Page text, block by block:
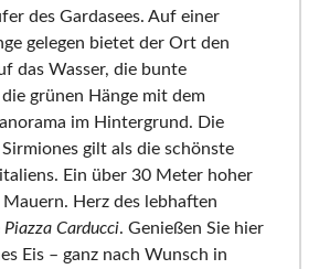
des Gardasees. Auf einer
gelegen bietet der Ort den
das Wasser, die bunte
grünen Hänge mit dem
im Hintergrund. Die
gilt als die schönste
Ein über 30 Meter hoher
Herz des lebhaften
Piazza Carducci. Genießen Sie hier
Eis – ganz nach Wunsch in